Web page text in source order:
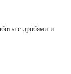
с дробями и